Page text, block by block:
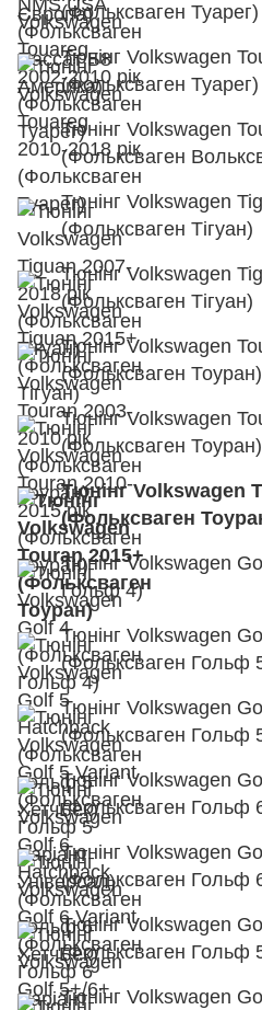
(Фольксваген Туарег)
Тюнінг Volkswagen
(Фольксваген Туарег)
Тюнінг Volkswagen
(Фольксваген
Тюнінг Volkswagen
(Фольксваген Тігуан)
Тюнінг Volkswagen
(Фольксваген Тігуан)
Тюнінг Volkswagen
(Фольксваген Тоуран)
Тюнінг Volkswagen
(Фольксваген Тоуран)
Тюнінг Volkswagen
(Фольксваген
Тюнінг Volkswagen
Гольф 4)
Тюнінг Volkswagen
(Фольксваген Гольф
Тюнінг Volkswagen
(Фольксваген Гольф
Тюнінг Volkswagen
(Фольксваген Гольф
Тюнінг Volkswagen
(Фольксваген Гольф
Тюнінг Volkswagen
(Фольксваген Гольф
Тюнінг Volkswagen